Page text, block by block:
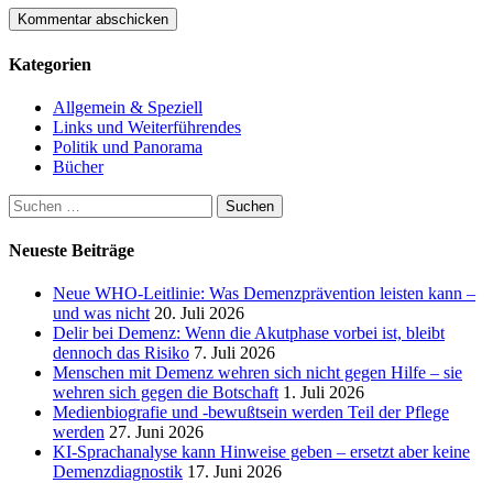
Kategorien
Allgemein & Speziell
Links und Weiterführendes
Politik und Panorama
Bücher
Suchen
nach:
Neueste Beiträge
Neue WHO-Leitlinie: Was Demenzprävention leisten kann –
und was nicht 20. Juli 2026
Delir bei Demenz: Wenn die Akutphase vorbei ist, bleibt
dennoch das Risiko 7. Juli 2026
Menschen mit Demenz wehren sich nicht gegen Hilfe – sie
wehren sich gegen die Botschaft 1. Juli 2026
Medienbiografie und -bewußtsein werden Teil der Pflege
werden 27. Juni 2026
KI-Sprachanalyse kann Hinweise geben – ersetzt aber keine
Demenzdiagnostik 17. Juni 2026